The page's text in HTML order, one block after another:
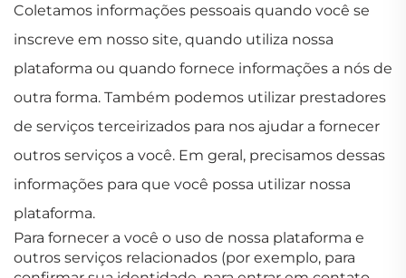
Coletamos informações pessoais quando você se
inscreve em nosso site, quando utiliza nossa
plataforma ou quando fornece informações a nós de
outra forma. Também podemos utilizar prestadores
de serviços terceirizados para nos ajudar a fornecer
outros serviços a você. Em geral, precisamos dessas
informações para que você possa utilizar nossa
plataforma.
Para fornecer a você o uso de nossa plataforma e
outros serviços relacionados (por exemplo, para